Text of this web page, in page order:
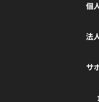
個
法
サ